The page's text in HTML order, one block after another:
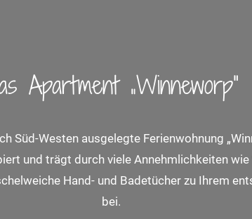
Apartment „Winneworp“
Süd-Westen ausgelegte Ferienwohnung
und trägt durch viele Annehmlichkeiten wie
Hand- und Badetücher zu Ihrem
bei.